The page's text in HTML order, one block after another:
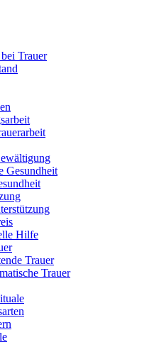
Trauer
Gesundheit
Hilfe
Trauer
Trauer